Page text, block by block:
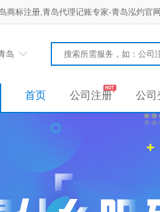
商标注册,青岛代理记账专家-青岛泓灼官网
岛
首页 公司注册 公司